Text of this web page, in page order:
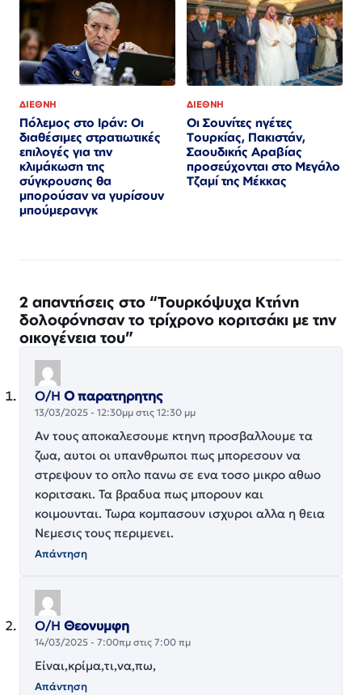
ΔΙΕΘΝΗ
Πόλεμος στο Ιράν: Οι
διαθέσιμες στρατιωτικές
επιλογές για την
κλιμάκωση της
σύγκρουσης θα
μπορούσαν να γυρίσουν
μπούμερανγκ
ΔΙΕΘΝΗ
Οι Σουνίτες ηγέτες
Τουρκίας, Πακιστάν,
Σαουδικής Αραβίας
προσεύχονται στο Μεγάλο
Τζαμί της Μέκκας
2 απαντήσεις στο “Τουρκόψυχα Κτήνη
δολοφόνησαν το τρίχρονο κοριτσάκι με την
οικογένεια του”
Ο/Η Ο παρατηρητης
13/03/2025 - 12:30μμ στις 12:30 μμ
Αν τους αποκαλεσουμε κτηνη προσβαλλουμε τα
ζωα, αυτοι οι υπανθρωποι πως μπορεσουν να
στρεψουν το οπλο πανω σε ενα τοσο μικρο αθωο
κοριτσακι. Τα βραδυα πως μπορουν και
κοιμουνται. Τωρα κομπασουν ισχυροι αλλα η θεια
Νεμεσις τους περιμενει.
Απάντηση
Ο/Η Θεονυμφη
14/03/2025 - 7:00πμ στις 7:00 πμ
Είναι,κρίμα,τι,να,πω,
Απάντηση